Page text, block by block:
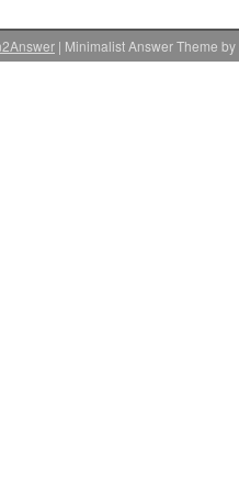
| Minimalist Answer Theme by